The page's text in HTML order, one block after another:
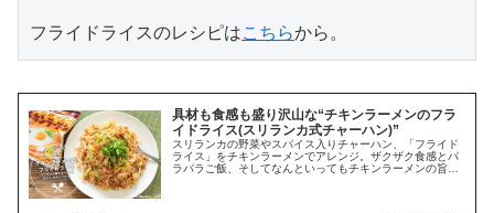
フライドライスのレシピはこちらから。
具材も食感も盛り沢山な“チキンラーメンのフラ
イドライス(スリランカ式チャーハン)”
スリランカの野菜やスパイス入りチャーハン、「フライド
ライス」をチキンラーメンでアレンジ。ザクザク食感とパ
ラパラご飯、そしてなんといってもチキンラーメンの旨み